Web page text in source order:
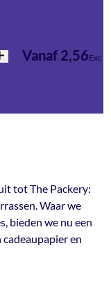
iedereen die
Vanaf 2,56Excl
tot The Packery:
Waar we
bieden we nu een
en